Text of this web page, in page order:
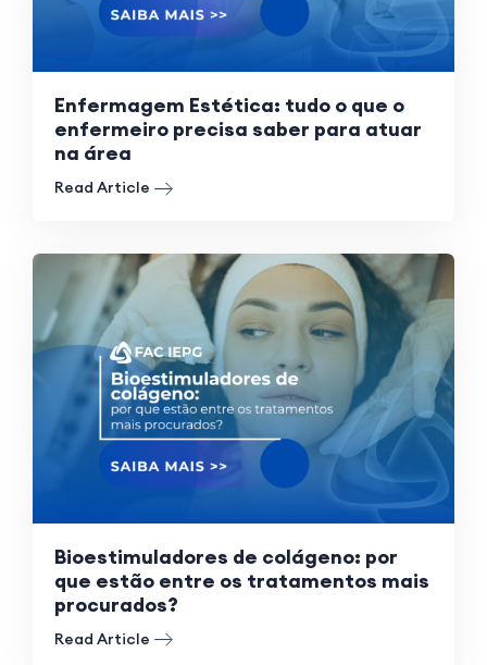
Enfermagem Estética: tudo o que o
enfermeiro precisa saber para atuar
na área
Read Article
Bioestimuladores de colágeno: por
que estão entre os tratamentos mais
procurados?
Read Article